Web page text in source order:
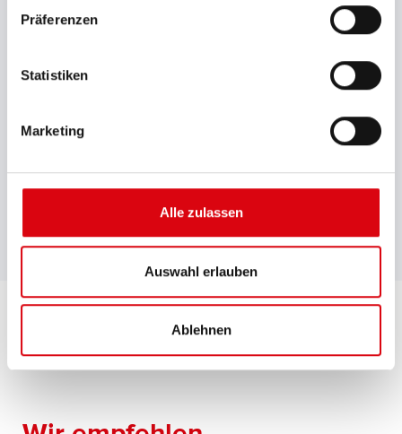
Präferenzen
Statistiken
Marketing
Alle zulassen
Auswahl erlauben
Ablehnen